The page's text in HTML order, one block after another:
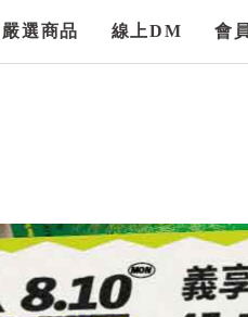
嚴選商品 線上DM 會